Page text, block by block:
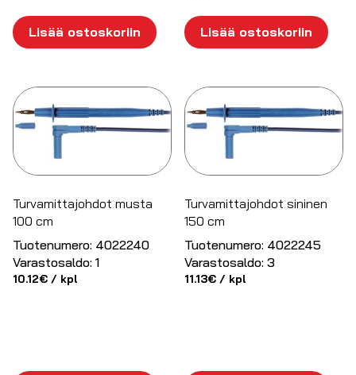
Lisää ostoskoriin Lisää ostoskoriin
Turvamittajohdot musta
100 cm
Tuotenumero: 4022240
Varastosaldo: 1
10.12€ / kpl
Turvamittajohdot sininen
150 cm
Tuotenumero: 4022245
Varastosaldo: 3
11.13€ / kpl